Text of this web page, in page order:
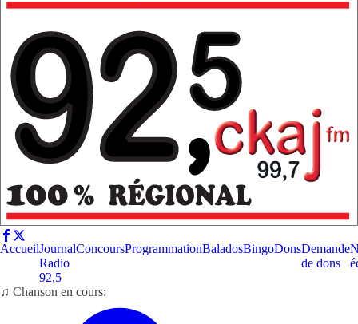
AccueilJournal
Radio
92,5
ConcoursProgrammationBaladosBingoDonsDemande
de dons
♫ Chanson en cours: